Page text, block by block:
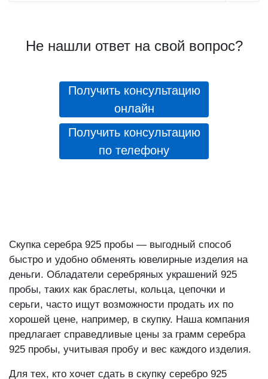
Не нашли ответ на свой вопрос?
Получить консультацию
онлайн
Получить консультацию
по телефону
Скупка серебра 925 пробы — выгодный способ
быстро и удобно обменять ювелирные изделия на
деньги. Обладатели серебряных украшений 925
пробы, таких как браслеты, кольца, цепочки и
серьги, часто ищут возможности продать их по
хорошей цене, например, в скупку. Наша компания
предлагает справедливые цены за грамм серебра